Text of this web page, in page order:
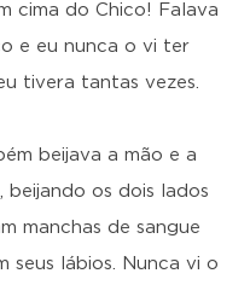
cima do Chico! Falava
e eu nunca o vi ter
tivera tantas vezes.
beijava a mão e a
os dois lados
manchas de sangue
seus lábios. Nunca vi o